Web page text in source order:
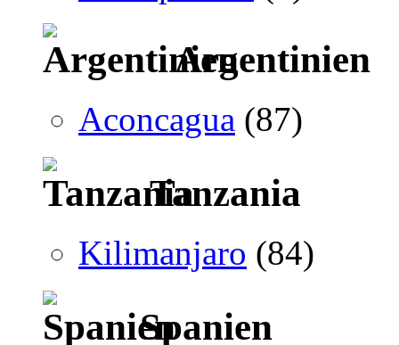
Argentinien
Aconcagua (87)
Tanzania
Kilimanjaro (84)
Spanien